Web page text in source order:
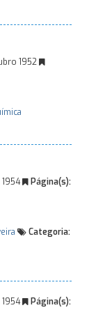
1952
Página(s):
Categoria:
Página(s):